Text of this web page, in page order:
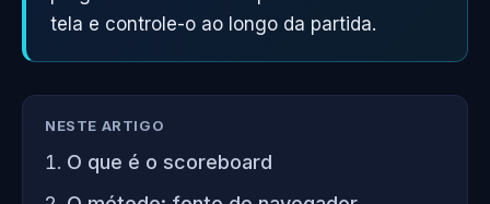
tela e controle-o ao longo da partida.
NESTE ARTIGO
O que é o scoreboard